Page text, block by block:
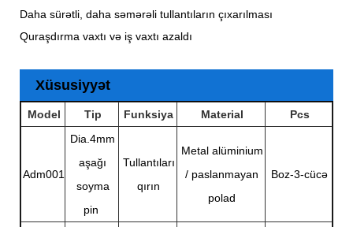
Daha sürətli, daha səmərəli tullantıların çıxarılması
Quraşdırma vaxtı və iş vaxtı azaldı
Xüsusiyyət
Model Tip Funksiya Material Pcs
Adm001
Dia.4mm
aşağı
soyma
pin
Tullantıları
qırın
Metal alüminium
/ paslanmayan
polad
Boz-3-cücə